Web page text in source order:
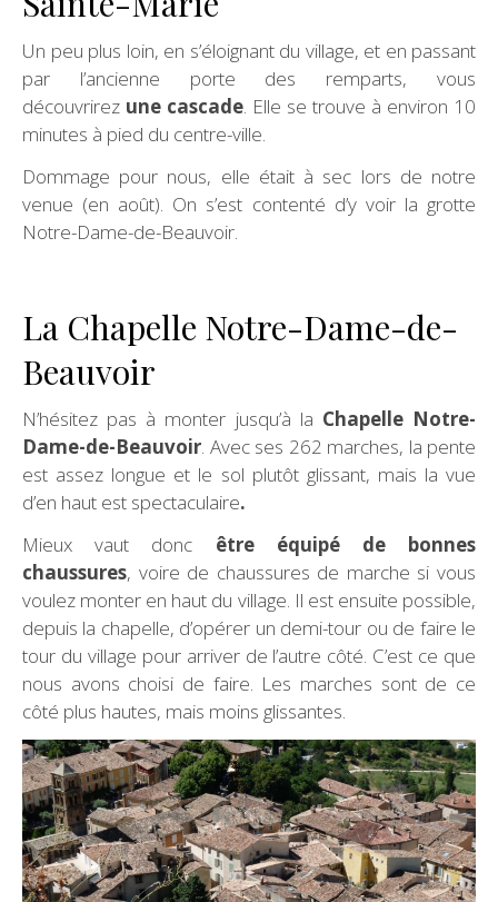
Un peu plus loin, en s’éloignant du village, et en passant
par l’ancienne porte des remparts, vous
découvrirez une cascade. Elle se trouve à environ 10
minutes à pied du centre-ville.
Dommage pour nous, elle était à sec lors de notre
venue (en août). On s’est contenté d’y voir la grotte
Notre-Dame-de-Beauvoir.
La Chapelle Notre-Dame-de-
Beauvoir
N’hésitez pas à monter jusqu’à la Chapelle Notre-
Dame-de-Beauvoir. Avec ses 262 marches, la pente
est assez longue et le sol plutôt glissant, mais la vue
d’en haut est spectaculaire.
Mieux vaut donc être équipé de bonnes
chaussures, voire de chaussures de marche si vous
voulez monter en haut du village. Il est ensuite possible,
depuis la chapelle, d’opérer un demi-tour ou de faire le
tour du village pour arriver de l’autre côté. C’est ce que
nous avons choisi de faire. Les marches sont de ce
côté plus hautes, mais moins glissantes.